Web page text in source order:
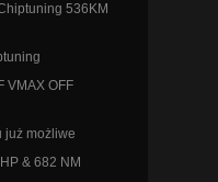
536KM
VMAX OFF
już możliwe
& 682 NM